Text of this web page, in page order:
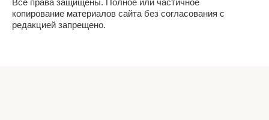
копирование материалов сайта без согласования с
редакцией запрещено.